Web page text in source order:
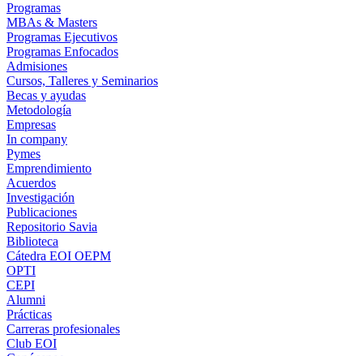
Programas
MBAs & Masters
Programas Ejecutivos
Programas Enfocados
Admisiones
Cursos, Talleres y Seminarios
Becas y ayudas
Metodología
Empresas
In company
Pymes
Emprendimiento
Acuerdos
Investigación
Publicaciones
Repositorio Savia
Biblioteca
Cátedra EOI OEPM
OPTI
CEPI
Alumni
Prácticas
Carreras profesionales
Club EOI